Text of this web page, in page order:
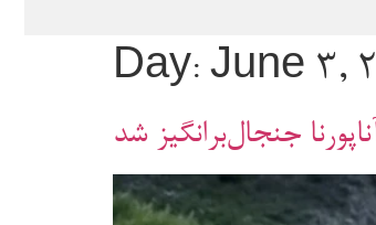
Day: June 3,
جنجال‌برانگیز شد